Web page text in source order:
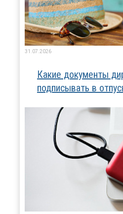
31.07.2026
Какие документы
подписывать в